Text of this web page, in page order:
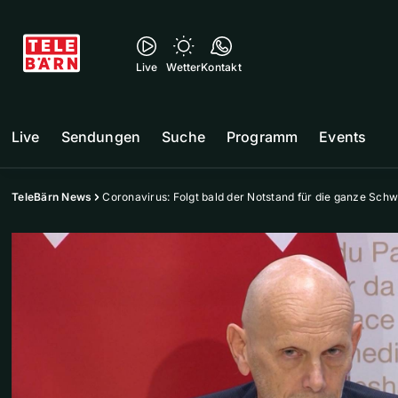
Live WetterKontakt
Live Sendungen Suche Programm Events
TeleBärn News Coronavirus: Folgt bald der Notstand für die ganze